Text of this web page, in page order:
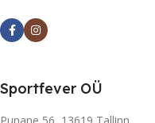
Sportfever OÜ